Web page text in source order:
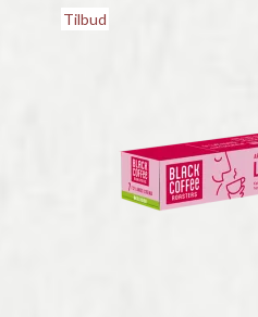
Tilbud